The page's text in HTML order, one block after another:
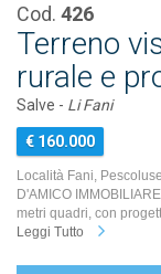
Cod. 426
Terreno
rurale e
Salve - Li Fani
€ 160.000
Località Fani,
D'AMICO
metri quadri, con
Leggi Tutto